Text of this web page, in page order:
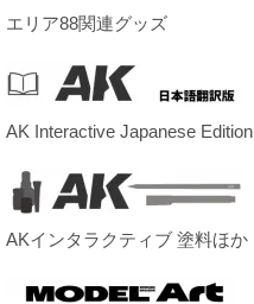
エリア88関連グッズ
AK Interactive Japanese Edition
AKインタラクティブ 塗料ほか